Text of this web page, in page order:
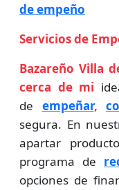
de empeño
Servicios de
Bazareño Villa
cerca de mi
de empeñar,
segura. En
apartar
programa de
opciones de